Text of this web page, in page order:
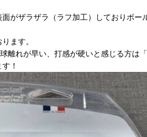
がザラザラ（ラフ加工）しておりボー
ます。
離れが早い、打感が硬いと感じる方は
！